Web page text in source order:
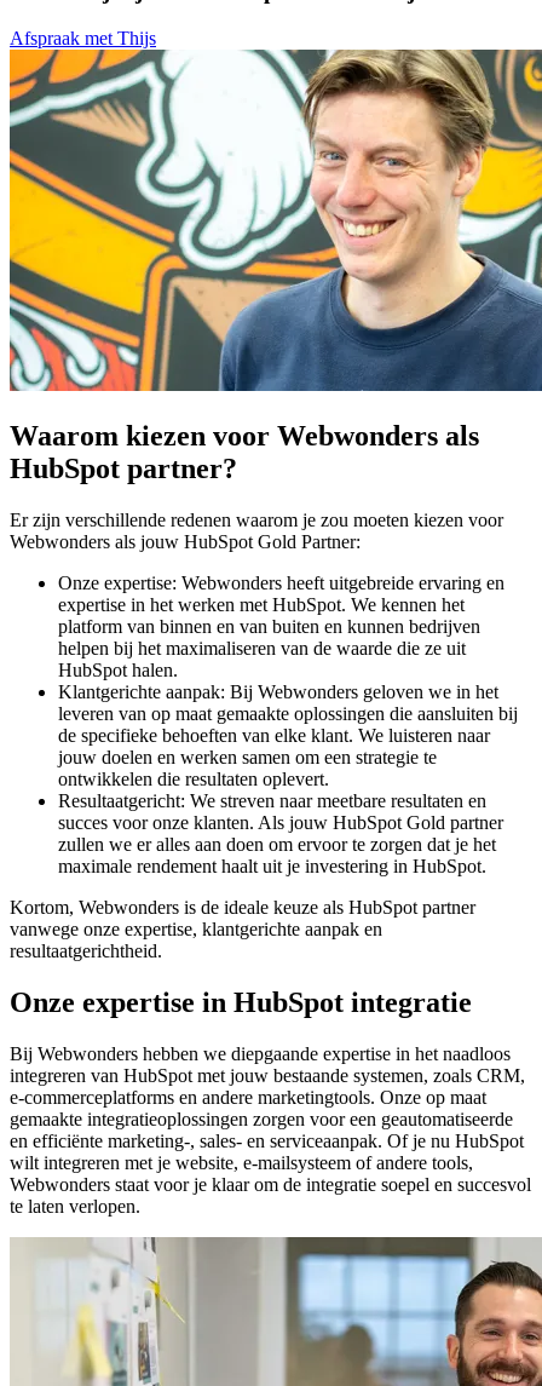
Afspraak met Thijs
Waarom kiezen voor Webwonders als
HubSpot partner?
Er zijn verschillende redenen waarom je zou moeten kiezen voor
Webwonders als jouw HubSpot Gold Partner:
Onze expertise: Webwonders heeft uitgebreide ervaring en
expertise in het werken met HubSpot. We kennen het
platform van binnen en van buiten en kunnen bedrijven
helpen bij het maximaliseren van de waarde die ze uit
HubSpot halen.
Klantgerichte aanpak: Bij Webwonders geloven we in het
leveren van op maat gemaakte oplossingen die aansluiten bij
de specifieke behoeften van elke klant. We luisteren naar
jouw doelen en werken samen om een strategie te
ontwikkelen die resultaten oplevert.
Resultaatgericht: We streven naar meetbare resultaten en
succes voor onze klanten. Als jouw HubSpot Gold partner
zullen we er alles aan doen om ervoor te zorgen dat je het
maximale rendement haalt uit je investering in HubSpot.
Kortom, Webwonders is de ideale keuze als HubSpot partner
vanwege onze expertise, klantgerichte aanpak en
resultaatgerichtheid.
Onze expertise in HubSpot integratie
Bij Webwonders hebben we diepgaande expertise in het naadloos
integreren van HubSpot met jouw bestaande systemen, zoals CRM,
e-commerceplatforms en andere marketingtools. Onze op maat
gemaakte integratieoplossingen zorgen voor een geautomatiseerde
en efficiënte marketing-, sales- en serviceaanpak. Of je nu HubSpot
wilt integreren met je website, e-mailsysteem of andere tools,
Webwonders staat voor je klaar om de integratie soepel en succesvol
te laten verlopen.